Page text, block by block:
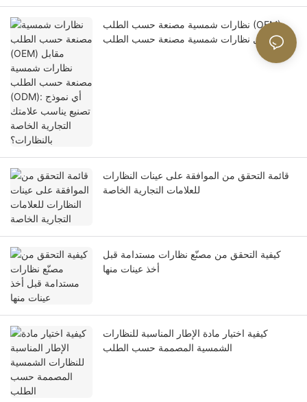
نظارات شمسية مصنعة حسب الطلب (OEM)
مقابل نظارات شمسية مصنعة حسب الطلب
قائمة التحقق من الموافقة على عينات النظارات
للعلامات التجارية الخاصة
كيفية التحقق من مصنّع نظارات مستدامة قبل
أخذ عينات منها
كيفية اختيار مادة الإطار المناسبة للنظارات
الشمسية المصممة حسب الطلب